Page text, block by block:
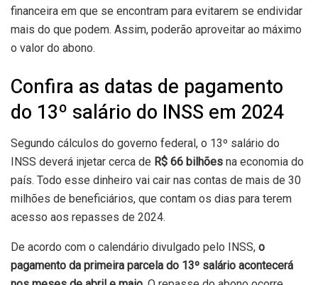
financeira em que se encontram para evitarem se endividar
mais do que podem. Assim, poderão aproveitar ao máximo
o valor do abono.
Confira as datas de pagamento
do 13º salário do INSS em 2024
Segundo cálculos do governo federal, o 13º salário do
INSS deverá injetar cerca de R$ 66 bilhões na economia do
país. Todo esse dinheiro vai cair nas contas de mais de 30
milhões de beneficiários, que contam os dias para terem
acesso aos repasses de 2024.
De acordo com o calendário divulgado pelo INSS, o
pagamento da primeira parcela do 13º salário acontecerá